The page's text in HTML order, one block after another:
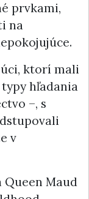
prvkami,
na
ktorí mali
hľadania
–, s
v
Queen Maud